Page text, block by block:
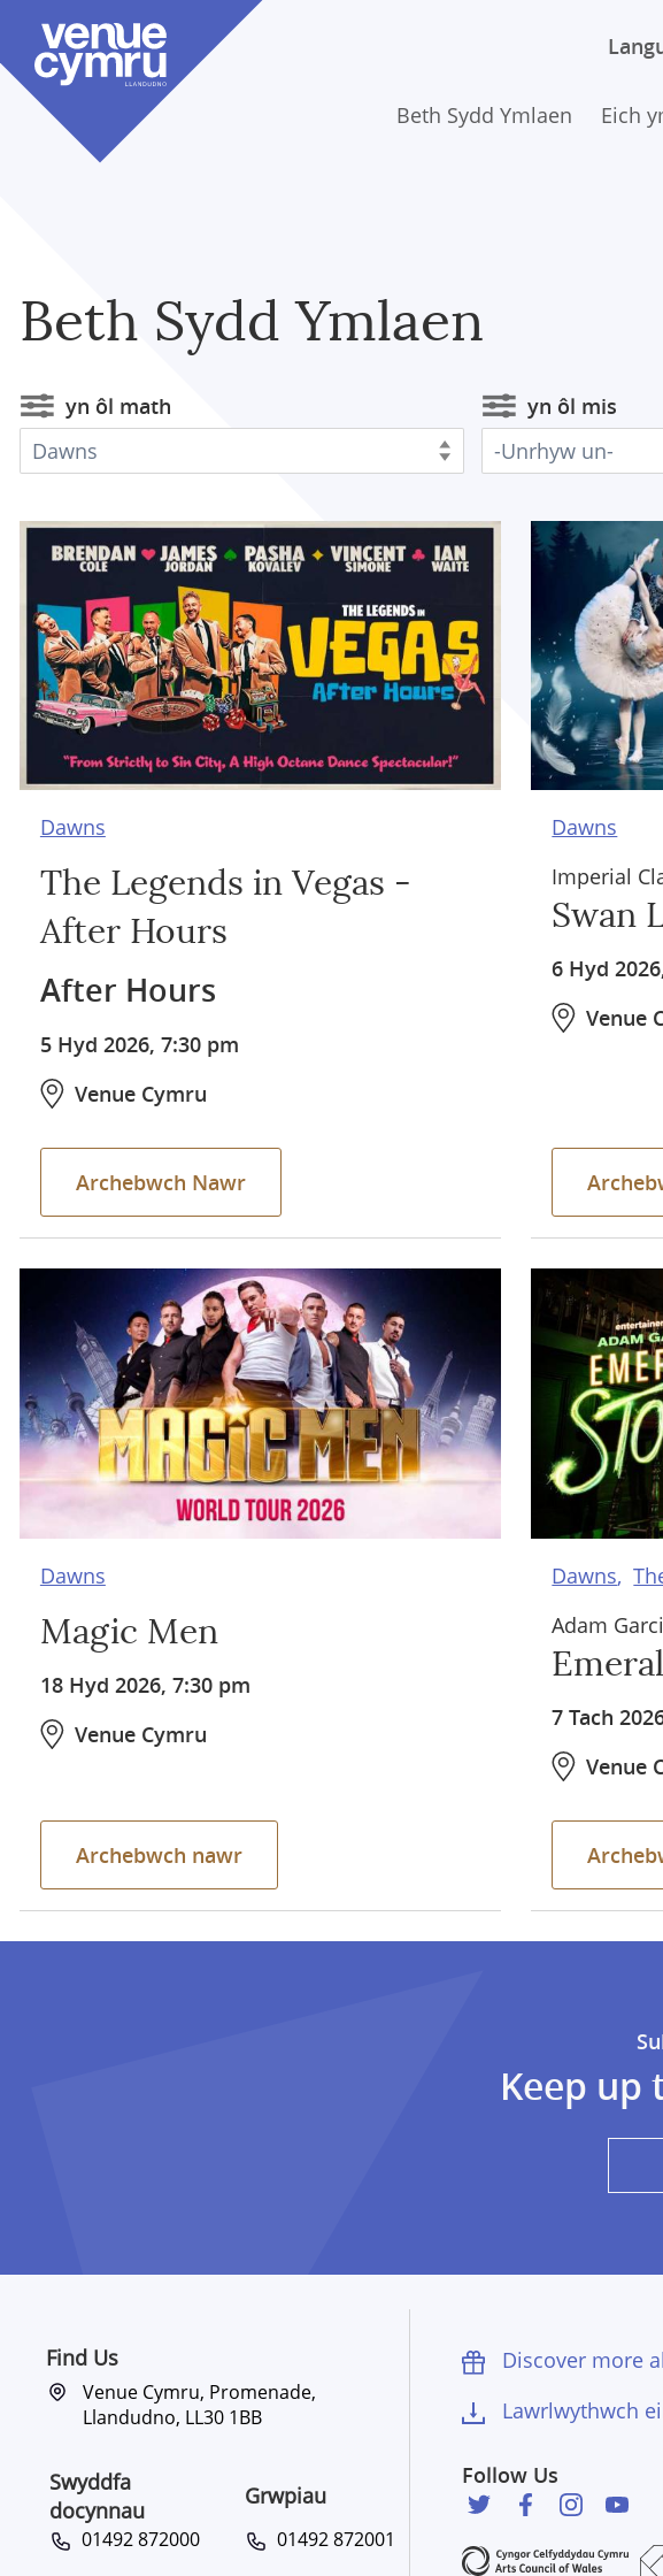
main
content
Beth Sydd Ymlaen Eich
Beth Sydd Ymlaen
yn ôl math
Dawns
yn ôl mis
-Unrhyw un-
Dawns
The Legends in Vegas -
After Hours
After Hours
5 Hyd 2026, 7:30 pm
Venue Cymru
Archebwch Nawr
Dawns
Imperial
Swan
6 Hyd
Venue
Dawns
Magic Men
18 Hyd 2026, 7:30 pm
Venue Cymru
Archebwch nawr
Dawns
Adam
7 Tach
Venue
Keep
Find Us
Venue Cymru, Promenade,
Llandudno, LL30 1BB
Swyddfa
docynnau
Grwpiau
01492 872000 01492 872001
Discover more
Lawrlwythwch
Follow Us